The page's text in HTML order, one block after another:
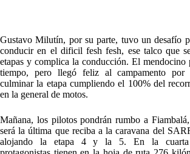
Gustavo Milutín, por su parte, tuvo un desafío
conducir en el dificil fesh fesh, ese talco que
etapas y complica la conducción. El mendocino
tiempo, pero llegó feliz al campamento por
culminar la etapa cumpliendo el 100% del
en la general de motos.
Mañana, los pilotos pondrán rumbo a
será la última que reciba a la caravana del
alojando la etapa 4 y la 5. En la cuarta